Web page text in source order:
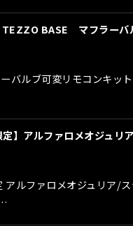
TEZZO BASE マフラー
バルブ可変リモコンキッ
】アルファロメオジュリ
アルファロメオジュリア/